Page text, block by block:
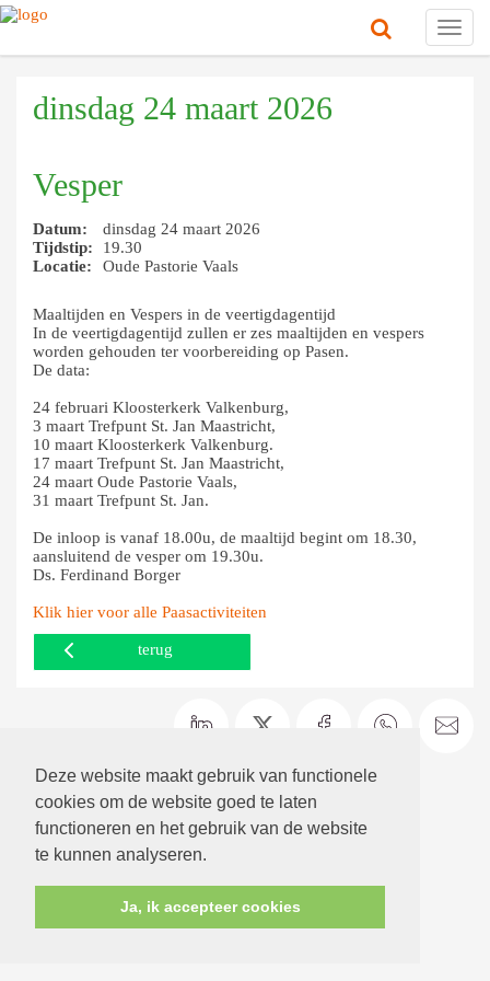
Deze website maakt gebruik van functionele
cookies om de website goed te laten
functioneren en het gebruik van de website
te kunnen analyseren.
Ja, ik accepteer cookies
dinsdag 24 maart 2026
Vesper
Datum:
dinsdag 24 maart 2026
Tijdstip:
19.30
Locatie:
Oude Pastorie Vaals
Maaltijden en Vespers in de veertigdagentijd
In de veertigdagentijd zullen er zes maaltijden en vespers
worden gehouden ter voorbereiding op Pasen.
De data:
24 februari Kloosterkerk Valkenburg,
3 maart Trefpunt St. Jan Maastricht,
10 maart Kloosterkerk Valkenburg.
17 maart Trefpunt St. Jan Maastricht,
24 maart Oude Pastorie Vaals,
31 maart Trefpunt St. Jan.
De inloop is vanaf 18.00u, de maaltijd begint om 18.30,
aansluitend de vesper om 19.30u.
Ds. Ferdinand Borger
Klik hier voor alle Paasactiviteiten
terug